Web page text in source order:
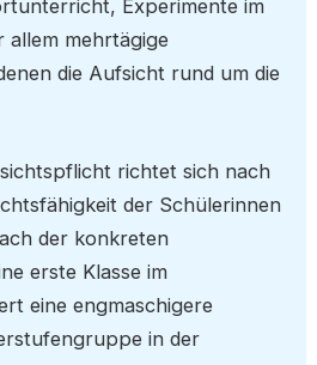
Experimente im
allem mehrtägige
die Aufsicht rund um die
richtet sich nach
der Schülerinnen
der konkreten
erste Klasse im
eine engmaschigere
in der